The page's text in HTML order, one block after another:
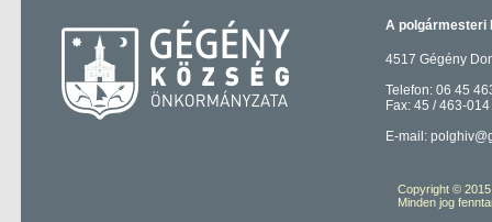
A polgármesteri
4517 Gégény
Telefon: 06 45
Fax: 45 / 463-014
E-mail:
Copyright ©
Minden jog